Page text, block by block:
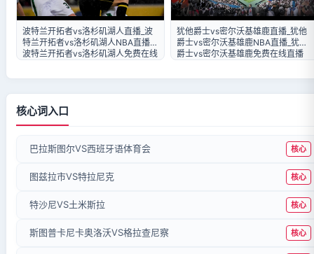
波特兰开拓者vs洛杉矶湖人直播_波
特兰开拓者vs洛杉矶湖人NBA直播_
波特兰开拓者vs洛杉矶湖人免费在线
犹他爵士vs密尔沃基雄鹿直播_犹他
爵士vs密尔沃基雄鹿NBA直播_犹他
爵士vs密尔沃基雄鹿免费在线直播
核心词入口
巴拉斯图尔VS西班牙语体育会 核心
图兹拉市VS特拉尼克 核心
特沙尼VS土米斯拉 核心
斯图普卡尼卡奥洛沃VS格拉查尼察 核心